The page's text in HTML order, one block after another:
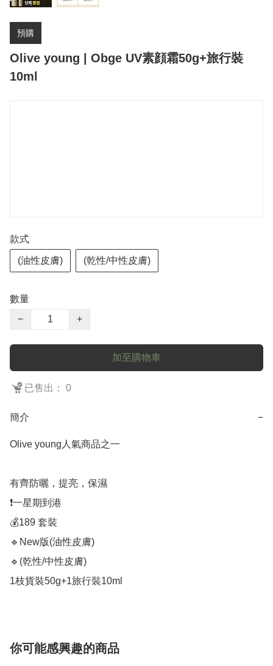
預購
Olive young | Obge UV素顔霜50g+旅行裝
10ml
款式
(油性皮膚) (乾性/中性皮膚)
數量
−
+
加至購物車
已售出： 0
簡介 −
Olive young人氣商品之一
有齊防曬，提亮，保濕
❗️一星期到港
💰189 套裝
🔹New版(油性皮膚)
🔹(乾性/中性皮膚)
你可能感興趣的商品